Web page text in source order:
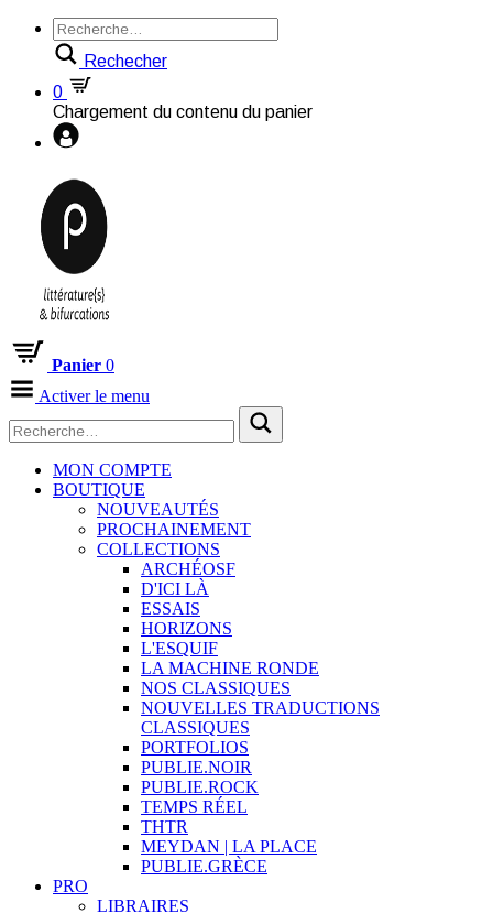
Rechecher
0
Chargement du contenu du panier
Panier 0
Activer le menu
MON COMPTE
BOUTIQUE
NOUVEAUTÉS
PROCHAINEMENT
COLLECTIONS
ARCHÉOSF
D'ICI LÀ
ESSAIS
HORIZONS
L'ESQUIF
LA MACHINE RONDE
NOS CLASSIQUES
NOUVELLES TRADUCTIONS
CLASSIQUES
PORTFOLIOS
PUBLIE.NOIR
PUBLIE.ROCK
TEMPS RÉEL
THTR
MEYDAN | LA PLACE
PUBLIE.GRÈCE
PRO
LIBRAIRES